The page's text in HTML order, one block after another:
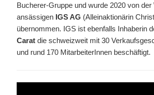
Bucherer-Gruppe und wurde 2020 von der
ansässigen IGS AG (Alleinaktionärin
übernommen. IGS ist ebenfalls Inhaberin
Carat die schweizweit mit 30
und rund 170 MitarbeiterInnen beschäftigt.